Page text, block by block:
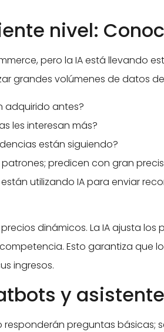
nivel:
pero la IA está llevando
grandes volúmenes de datos
adquirido antes?
les interesan más?
están siguiendo?
predicen con gran
utilizando IA para enviar
dinámicos. La IA ajusta
Esto garantiza que
ingresos.
y
responderán preguntas básicas;